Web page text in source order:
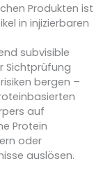
Produkten ist
in injizierbaren
subvisible
Sichtprüfung
bergen –
auf
Protein
oder
auslösen.